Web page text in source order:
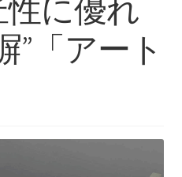
に優れ
”「アート